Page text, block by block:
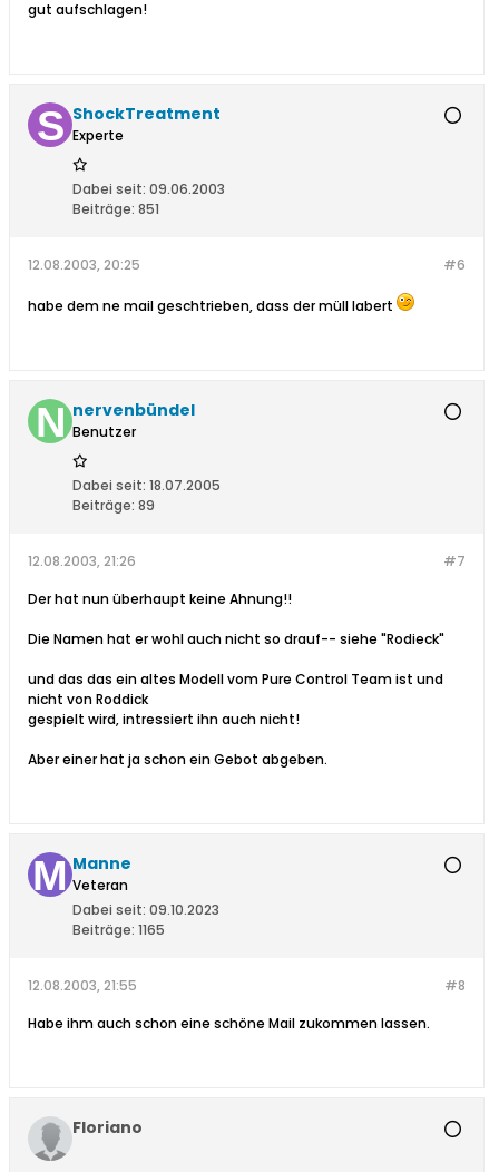
gut aufschlagen!
ShockTreatment
Experte
Dabei seit: 09.06.2003
Beiträge: 851
#6
12.08.2003, 20:25
habe dem ne mail geschtrieben, dass der müll labert
nervenbündel
Benutzer
Dabei seit: 18.07.2005
Beiträge: 89
#7
12.08.2003, 21:26
Der hat nun überhaupt keine Ahnung!!
Die Namen hat er wohl auch nicht so drauf-- siehe "Rodieck"
und das das ein altes Modell vom Pure Control Team ist und
nicht von Roddick
gespielt wird, intressiert ihn auch nicht!
Aber einer hat ja schon ein Gebot abgeben.
Manne
Veteran
Dabei seit: 09.10.2023
Beiträge: 1165
#8
12.08.2003, 21:55
Habe ihm auch schon eine schöne Mail zukommen lassen.
Floriano